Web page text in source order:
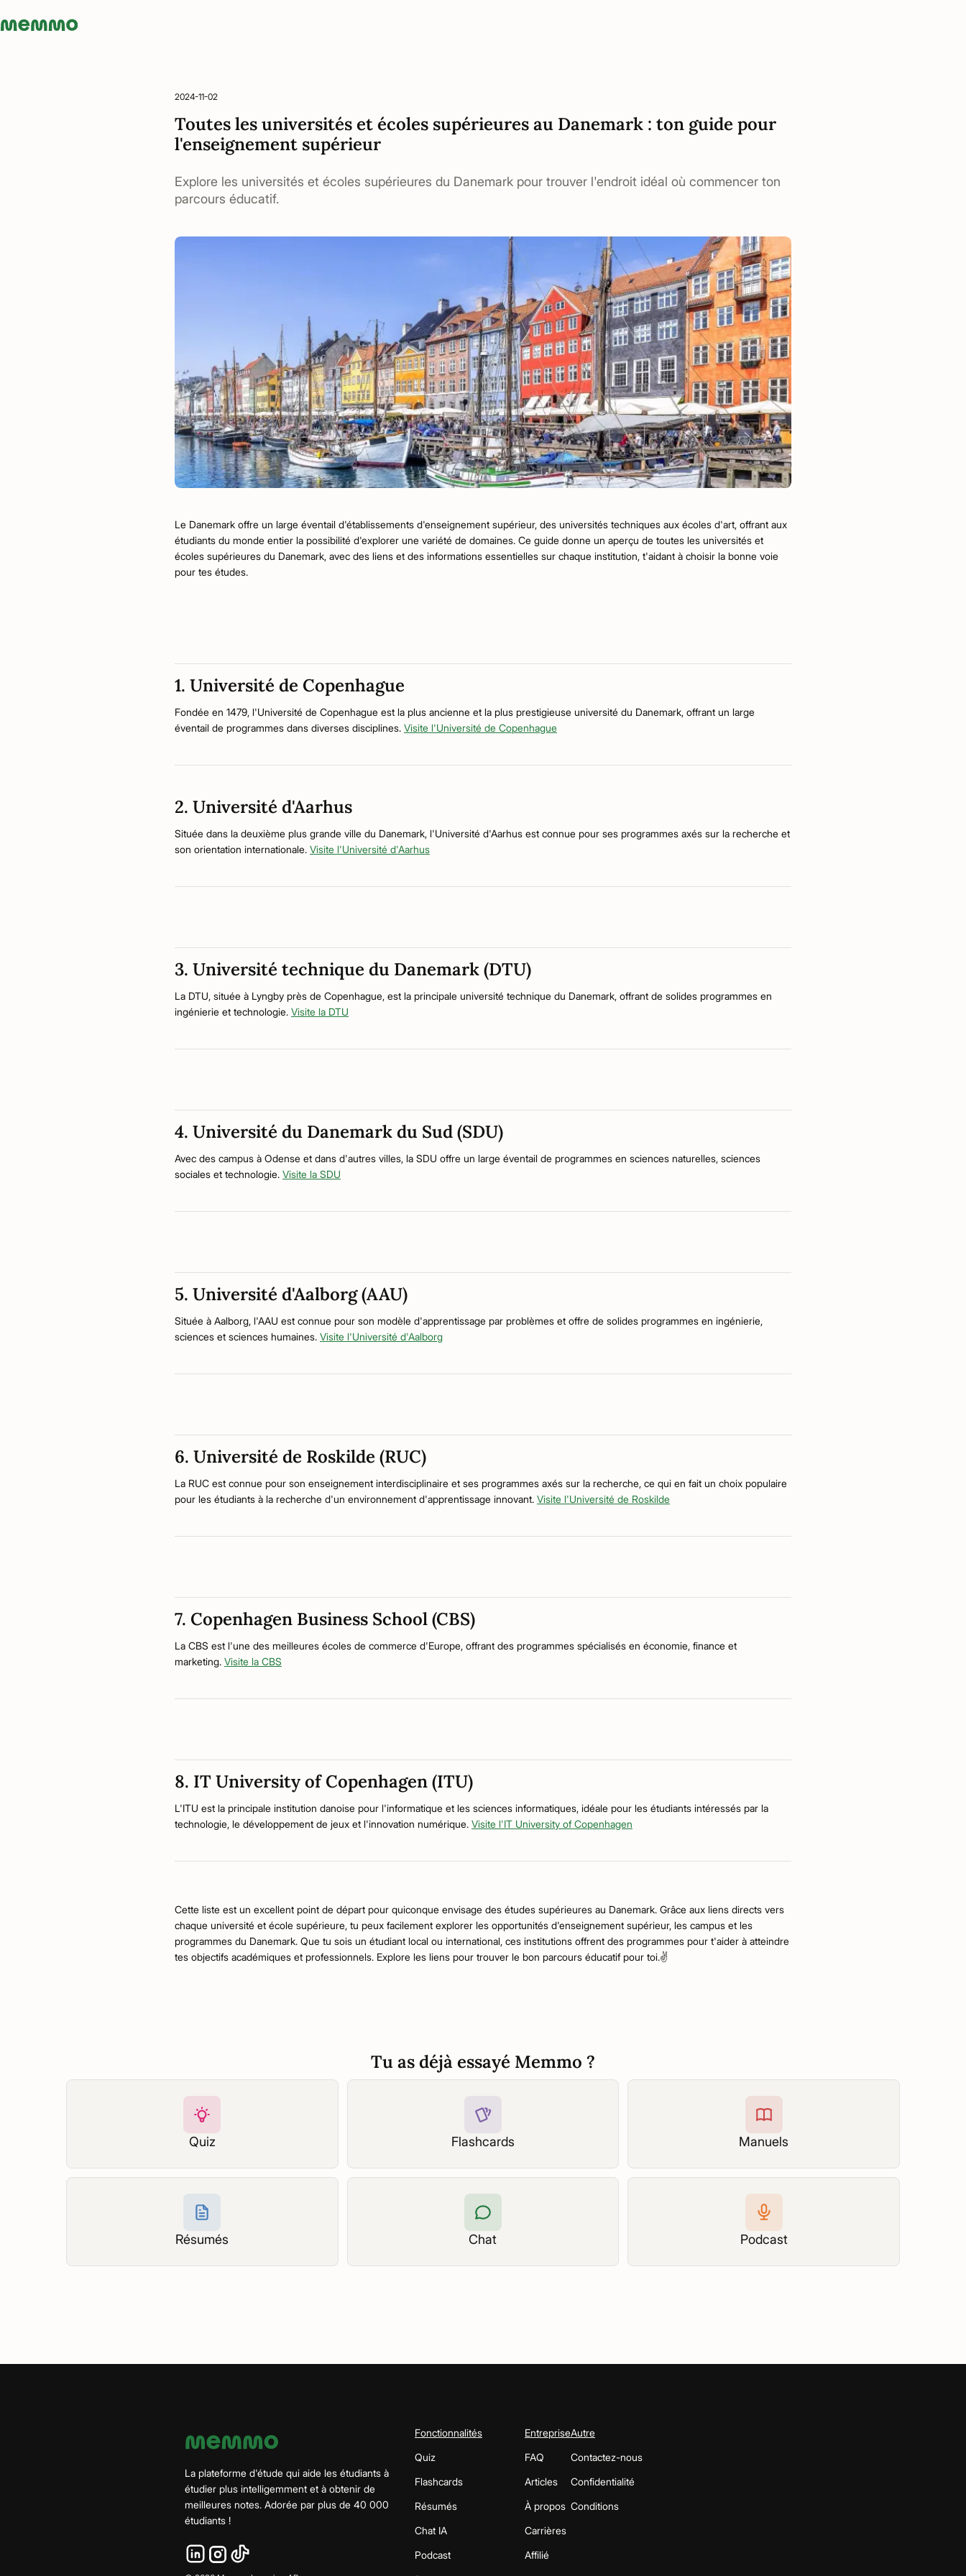
Memmo - AI-verktyg och digital kurslitteratur
2024-11-02
Toutes les universités et écoles supérieures au Danemark : ton guide pour
l'enseignement supérieur
Explore les universités et écoles supérieures du Danemark pour trouver l'endroit idéal où commencer ton
parcours éducatif.
Le Danemark offre un large éventail d'établissements d'enseignement supérieur, des universités techniques aux écoles d'art, offrant aux
étudiants du monde entier la possibilité d'explorer une variété de domaines. Ce guide donne un aperçu de toutes les universités et
écoles supérieures du Danemark, avec des liens et des informations essentielles sur chaque institution, t'aidant à choisir la bonne voie
pour tes études.
1. Université de Copenhague
Fondée en 1479, l'Université de Copenhague est la plus ancienne et la plus prestigieuse université du Danemark, offrant un large
éventail de programmes dans diverses disciplines. Visite l'Université de Copenhague
2. Université d'Aarhus
Située dans la deuxième plus grande ville du Danemark, l'Université d'Aarhus est connue pour ses programmes axés sur la recherche et
son orientation internationale. Visite l'Université d'Aarhus
3. Université technique du Danemark (DTU)
La DTU, située à Lyngby près de Copenhague, est la principale université technique du Danemark, offrant de solides programmes en
ingénierie et technologie. Visite la DTU
4. Université du Danemark du Sud (SDU)
Avec des campus à Odense et dans d'autres villes, la SDU offre un large éventail de programmes en sciences naturelles, sciences
sociales et technologie. Visite la SDU
5. Université d'Aalborg (AAU)
Située à Aalborg, l'AAU est connue pour son modèle d'apprentissage par problèmes et offre de solides programmes en ingénierie,
sciences et sciences humaines. Visite l'Université d'Aalborg
6. Université de Roskilde (RUC)
La RUC est connue pour son enseignement interdisciplinaire et ses programmes axés sur la recherche, ce qui en fait un choix populaire
pour les étudiants à la recherche d'un environnement d'apprentissage innovant. Visite l'Université de Roskilde
7. Copenhagen Business School (CBS)
La CBS est l'une des meilleures écoles de commerce d'Europe, offrant des programmes spécialisés en économie, finance et
marketing. Visite la CBS
8. IT University of Copenhagen (ITU)
L'ITU est la principale institution danoise pour l'informatique et les sciences informatiques, idéale pour les étudiants intéressés par la
technologie, le développement de jeux et l'innovation numérique. Visite l'IT University of Copenhagen
Cette liste est un excellent point de départ pour quiconque envisage des études supérieures au Danemark. Grâce aux liens directs vers
chaque université et école supérieure, tu peux facilement explorer les opportunités d'enseignement supérieur, les campus et les
programmes du Danemark. Que tu sois un étudiant local ou international, ces institutions offrent des programmes pour t'aider à atteindre
tes objectifs académiques et professionnels. Explore les liens pour trouver le bon parcours éducatif pour toi.✌️
Tu as déjà essayé Memmo ?
Quiz Flashcards Manuels
Résumés Chat Podcast
La plateforme d'étude qui aide les étudiants à
étudier plus intelligemment et à obtenir de
meilleures notes. Adorée par plus de 40 000
étudiants !
Fonctionnalités
Quiz
Flashcards
Résumés
Chat IA
Podcast
Entreprise
FAQ
Articles
À propos
Carrières
Affilié
Autre
Contactez-nous
Confidentialité
Conditions